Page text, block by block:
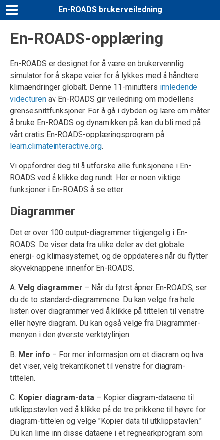
En-ROADS brukerveiledning
En-ROADS-opplæring
En-ROADS er designet for å være en brukervennlig
simulator for å skape veier for å lykkes med å håndtere
klimaendringer globalt. Denne 11-minutters innledende
videoturen av En-ROADS gir veiledning om modellens
grensesnittfunksjoner. For å gå i dybden og lære om måter
å bruke En-ROADS og dynamikken på, kan du bli med på
vårt gratis En-ROADS-opplæringsprogram på
learn.climateinteractive.org.
Vi oppfordrer deg til å utforske alle funksjonene i En-
ROADS ved å klikke deg rundt. Her er noen viktige
funksjoner i En-ROADS å se etter:
Diagrammer
Det er over 100 output-diagrammer tilgjengelig i En-
ROADS. De viser data fra ulike deler av det globale
energi- og klimasystemet, og de oppdateres når du flytter
skyveknappene innenfor En-ROADS.
A. Velg diagrammer – Når du først åpner En-ROADS, ser
du de to standard-diagrammene. Du kan velge fra hele
listen over diagrammer ved å klikke på tittelen til venstre
eller høyre diagram. Du kan også velge fra Diagrammer-
menyen i den øverste verktøylinjen.
B. Mer info – For mer informasjon om et diagram og hva
det viser, velg trekantikonet til venstre for diagram-
tittelen.
C. Kopier diagram-data – Kopier diagram-dataene til
utklippstavlen ved å klikke på de tre prikkene til høyre for
diagram-tittelen og velge "Kopier data til utklippstavlen."
Du kan lime inn disse dataene i et regnearkprogram som